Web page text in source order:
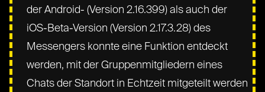
der Android- (Version 2.16.399) als auch der
iOS-Beta-Version (Version 2.17.3.28) des
Messengers konnte eine Funktion entdeckt
werden, mit der Gruppenmitgliedern eines
Chats der Standort in Echtzeit mitgeteilt werden